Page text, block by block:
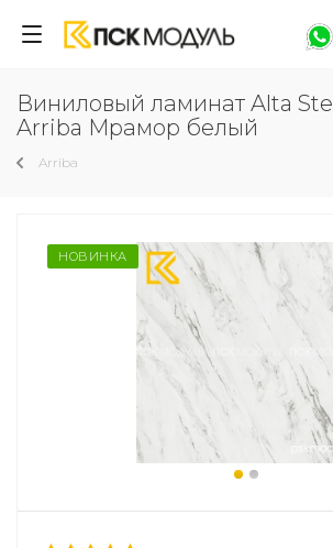
Виниловый ламинат Alta
Arriba Мрамор белый
Arriba
НОВИНКА